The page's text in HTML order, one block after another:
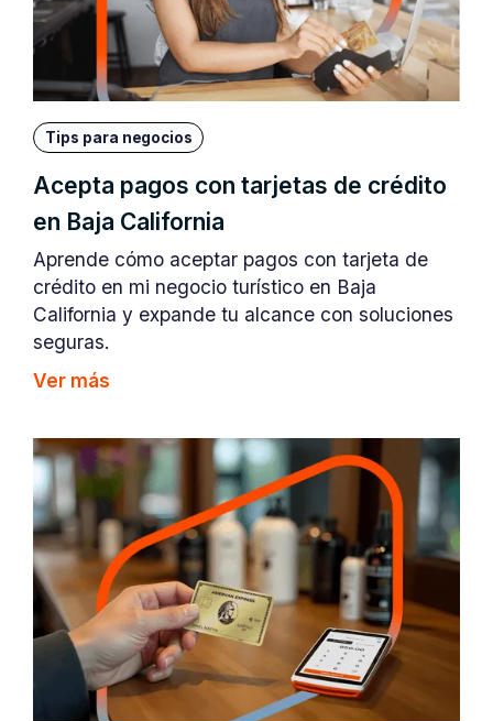
Tips para negocios
Acepta pagos con tarjetas de crédito
en Baja California
Aprende cómo aceptar pagos con tarjeta de
crédito en mi negocio turístico en Baja
California y expande tu alcance con soluciones
seguras.
Ver más